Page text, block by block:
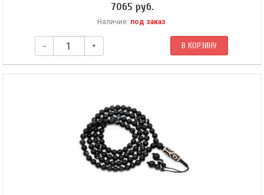
7065 руб.
Наличие: под заказ.
– + В КОРЗИНУ
Крупные буддийские четки из черного агата. Форма бусин — шар 10 мм.